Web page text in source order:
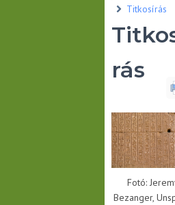
Titkosírás
rás
Fotó:
Bezanger,